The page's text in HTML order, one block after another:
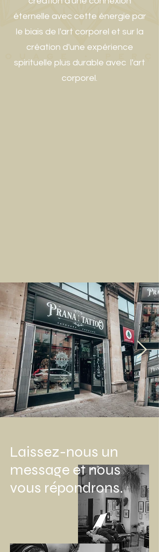
éternelle avec cette énergie par
le biais de l'art corporel et sur la
création d'une expérience
spirituelle plus durable avec l'art
corporel.
Laissez-nous un
message et nous
vous répondrons.